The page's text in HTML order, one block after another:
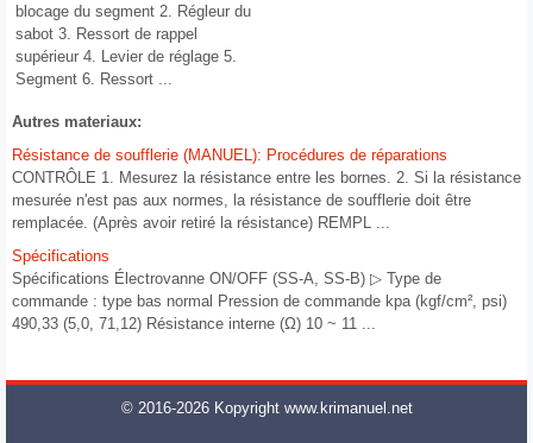
blocage du segment 2. Régleur du
sabot 3. Ressort de rappel
supérieur 4. Levier de réglage 5.
Segment 6. Ressort ...
Autres materiaux:
Résistance de soufflerie (MANUEL): Procédures de réparations
CONTRÔLE 1. Mesurez la résistance entre les bornes. 2. Si la résistance
mesurée n'est pas aux normes, la résistance de soufflerie doit être
remplacée. (Après avoir retiré la résistance) REMPL ...
Spécifications
Spécifications Électrovanne ON/OFF (SS-A, SS-B) ▷ Type de
commande : type bas normal Pression de commande kpa (kgf/cm², psi)
490,33 (5,0, 71,12) Résistance interne (Ω) 10 ~ 11 ...
© 2016-2026 Kopyright www.krimanuel.net